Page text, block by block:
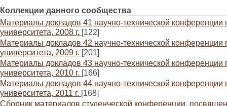
Коллекции данного сообщества
Материалы докладов 41 научно-технической конференции
университета, 2008 г. [122]
Материалы докладов 42 научно-технической конференции
университета, 2009 г. [201]
Материалы докладов 43 научно-технической конференции
университета, 2010 г. [166]
Материалы докладов 44 научно-технической конференции
университета, 2011 г. [168]
Сборник материалов студенческой конференции,